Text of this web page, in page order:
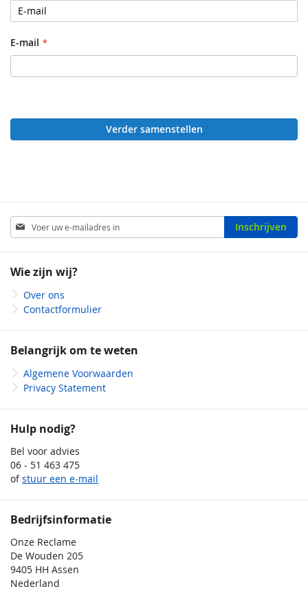
E-mail
Verder samenstellen
Abonneer
u
op
nieuwsbrief
Inschrijven
Wie zijn wij?
Over ons
Contactformulier
Belangrijk om te weten
Algemene Voorwaarden
Privacy Statement
Hulp nodig?
Bel voor advies
06 - 51 463 475
ofstuur een e-mail
Bedrijfsinformatie
Onze Reclame
De Wouden 205
9405 HH Assen
Nederland